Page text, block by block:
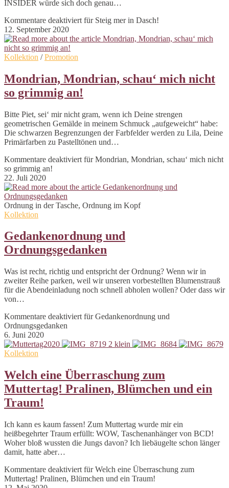
INSIDER würde sich doch genau…
Kommentare deaktiviert für Steig mer in Dasch!
12. September 2020
Kollektion /Promotion
Mondrian, Mondrian, schau‘ mich nicht
so grimmig an!
Bitte Piet, sei‘ mir nicht gram, wenn ich Deine strengen
geometrischen Gemälde in meinem Schmuck „aufgeweicht“ habe:
Die schwarzen Begrenzungen der Farbfelder werden zu Lila, Deine
Primärfarben zu Pastelltönen und…
Kommentare deaktiviert für Mondrian, Mondrian, schau‘ mich nicht
so grimmig an!
22. Juli 2020
Ordnung in der Tasche, Ordnung im Kopf
Kollektion
Gedankenordnung und
Ordnungsgedanken
Was ist recht, richtig und entspricht der Ordnung? Wenn wir in
zweiter Reihe parken, weil wir unseren vorbestellten Blumenstrauß
für die Abendeinladung noch schnell abholen wollen? Oder dass wir
von…
Kommentare deaktiviert für Gedankenordnung und
Ordnungsgedanken
6. Juni 2020
Kollektion
Welch eine Überraschung zum
Muttertag! Pralinen, Blümchen und ein
Traum!
Ich kann es kaum fassen! Zum Muttertag wurde mir ein
heißbegehrter Traum erfüllt: WOW, Taschenanhänger von BCD!
Woher bloß wussten die Jungs davon? Ich liebäugelte schon länger
damit, hatte aber…
Kommentare deaktiviert für Welch eine Überraschung zum
Muttertag! Pralinen, Blümchen und ein Traum!